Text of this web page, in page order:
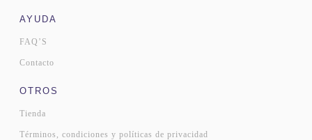
AYUDA
FAQ’S
Contacto
OTROS
Tienda
Términos, condiciones y políticas de privacidad